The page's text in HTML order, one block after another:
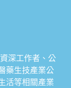
深工作者、公
藥生技產業公
活等相關產業